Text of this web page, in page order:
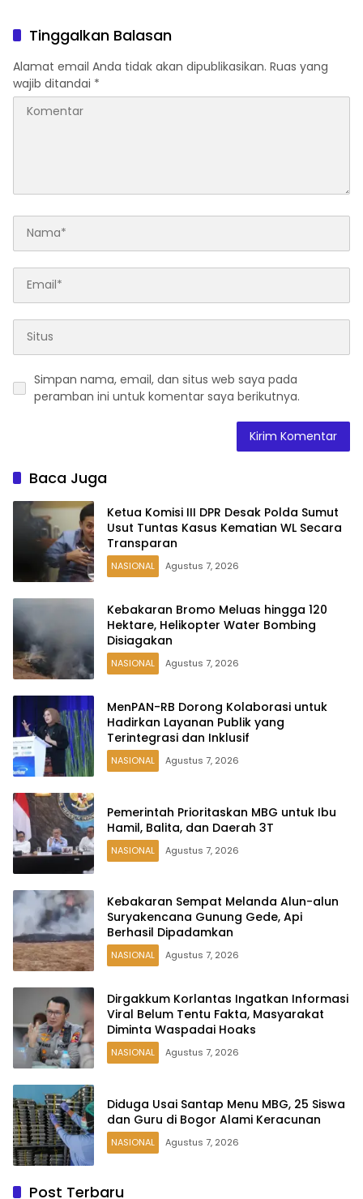
Tinggalkan Balasan
Alamat email Anda tidak akan dipublikasikan. Ruas yang
wajib ditandai *
Simpan nama, email, dan situs web saya pada
peramban ini untuk komentar saya berikutnya.
Baca Juga
Ketua Komisi III DPR Desak Polda Sumut
Usut Tuntas Kasus Kematian WL Secara
Transparan
NASIONAL Agustus 7, 2026
Kebakaran Bromo Meluas hingga 120
Hektare, Helikopter Water Bombing
Disiagakan
NASIONAL Agustus 7, 2026
MenPAN-RB Dorong Kolaborasi untuk
Hadirkan Layanan Publik yang
Terintegrasi dan Inklusif
NASIONAL Agustus 7, 2026
Pemerintah Prioritaskan MBG untuk Ibu
Hamil, Balita, dan Daerah 3T
NASIONAL Agustus 7, 2026
Kebakaran Sempat Melanda Alun-alun
Suryakencana Gunung Gede, Api
Berhasil Dipadamkan
NASIONAL Agustus 7, 2026
Dirgakkum Korlantas Ingatkan Informasi
Viral Belum Tentu Fakta, Masyarakat
Diminta Waspadai Hoaks
NASIONAL Agustus 7, 2026
Diduga Usai Santap Menu MBG, 25 Siswa
dan Guru di Bogor Alami Keracunan
NASIONAL Agustus 7, 2026
Post Terbaru